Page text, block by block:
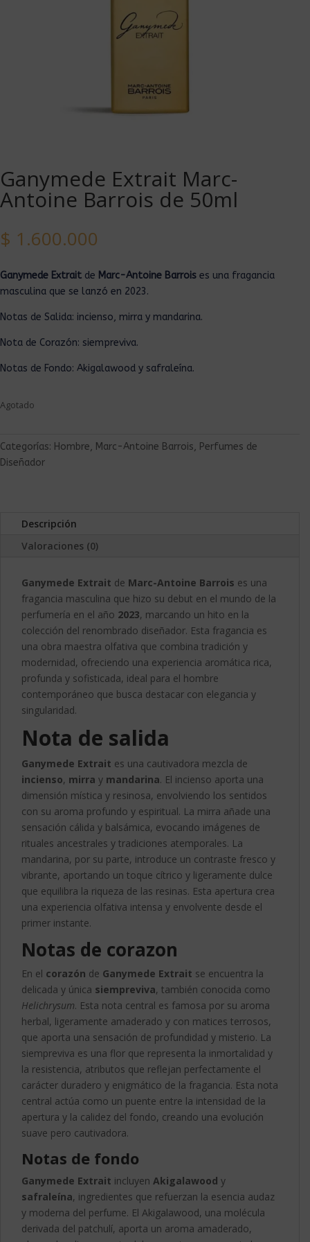
Ganymede Extrait Marc-
Antoine Barrois de 50ml
$ 1.600.000
Ganymede Extrait de Marc-Antoine Barrois es una fragancia
masculina que se lanzó en 2023.
Notas de Salida: incienso, mirra y mandarina.
Nota de Corazón: siempreviva.
Notas de Fondo: Akigalawood y safraleína.
Agotado
Categorías: Hombre, Marc-Antoine Barrois, Perfumes de
Diseñador
Descripción
Valoraciones (0)
Ganymede Extrait de Marc-Antoine Barrois es una
fragancia masculina que hizo su debut en el mundo de la
perfumería en el año 2023, marcando un hito en la
colección del renombrado diseñador. Esta fragancia es
una obra maestra olfativa que combina tradición y
modernidad, ofreciendo una experiencia aromática rica,
profunda y sofisticada, ideal para el hombre
contemporáneo que busca destacar con elegancia y
singularidad.
Nota de salida
Ganymede Extrait es una cautivadora mezcla de
incienso, mirra y mandarina. El incienso aporta una
dimensión mística y resinosa, envolviendo los sentidos
con su aroma profundo y espiritual. La mirra añade una
sensación cálida y balsámica, evocando imágenes de
rituales ancestrales y tradiciones atemporales. La
mandarina, por su parte, introduce un contraste fresco y
vibrante, aportando un toque cítrico y ligeramente dulce
que equilibra la riqueza de las resinas. Esta apertura crea
una experiencia olfativa intensa y envolvente desde el
primer instante.
Notas de corazon
En el corazón de Ganymede Extrait se encuentra la
delicada y única siempreviva, también conocida como
Helichrysum. Esta nota central es famosa por su aroma
herbal, ligeramente amaderado y con matices terrosos,
que aporta una sensación de profundidad y misterio. La
siempreviva es una flor que representa la inmortalidad y
la resistencia, atributos que reflejan perfectamente el
carácter duradero y enigmático de la fragancia. Esta nota
central actúa como un puente entre la intensidad de la
apertura y la calidez del fondo, creando una evolución
suave pero cautivadora.
Notas de fondo
Ganymede Extrait incluyen Akigalawood y
safraleína, ingredientes que refuerzan la esencia audaz
y moderna del perfume. El Akigalawood, una molécula
derivada del patchulí, aporta un aroma amaderado,